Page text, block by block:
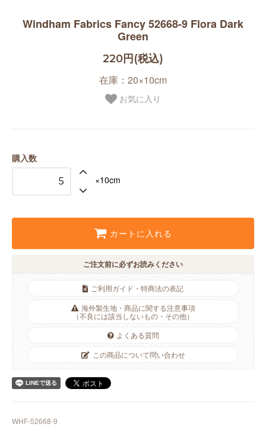
Windham Fabrics Fancy 52668-9 Flora Dark
Green
220円(税込)
在庫：20×10cm
お気に入り
購入数
×10cm
カートに入れる
ご注文前に必ずお読みください
ご利用ガイド・特商法の表記
海外製生地・商品に関する注意事項
（不良には該当しないもの・その他）
よくある質問
この商品について問い合わせ
WHF-52668-9